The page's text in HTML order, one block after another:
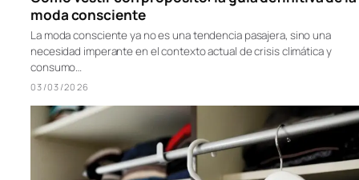
moda consciente
La moda consciente ya no es una tendencia pasajera, sino una
necesidad imperante en el contexto actual de crisis climática y
consumo…
03/03/2026